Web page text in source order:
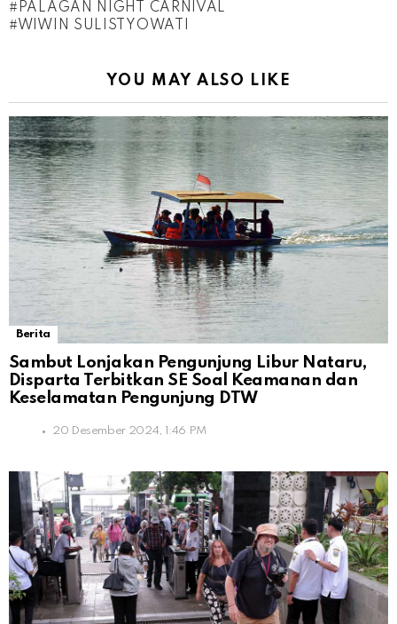
PALAGAN NIGHT CARNIVAL
WIWIN SULISTYOWATI
YOU MAY ALSO LIKE
Berita
Sambut Lonjakan Pengunjung Libur Nataru,
Disparta Terbitkan SE Soal Keamanan dan
Keselamatan Pengunjung DTW
20 Desember 2024, 1:46 PM